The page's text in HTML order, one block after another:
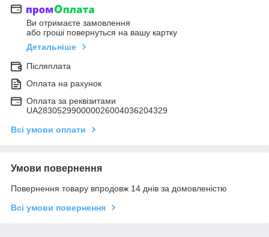
Ви отримаєте замовлення
або гроші повернуться на вашу картку
Детальніше
Післяплата
Оплата на рахунок
Оплата за реквізитами
UA283052990000026004036204329
Всі умови оплати
Умови повернення
Повернення товару впродовж 14 днів за домовленістю
Всі умови повернення